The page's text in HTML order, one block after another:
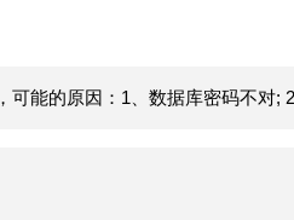
能的原因：1、数据库密码不对;